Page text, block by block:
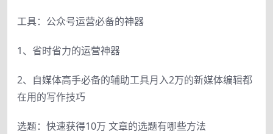
工具：公众号运营必备的神器
1、省时省力的运营神器
2、自媒体高手必备的辅助工具月入2万的新媒体编辑都
在用的写作技巧
选题：快速获得10万 文章的选题有哪些方法